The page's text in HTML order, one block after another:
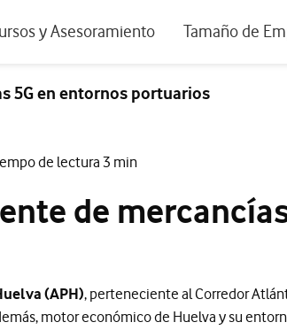
y Asesoramiento
y webinars
Tamaño de
5G en entornos portuarios
de lectura 3 min
de
(APH), perteneciente al Corredor
motor económico de Huelva y su